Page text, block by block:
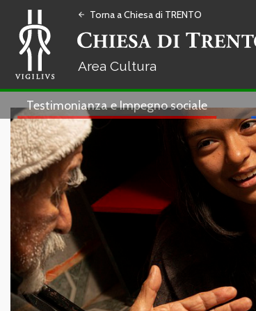
arrow_back Torna a Chiesa di TRENTO
Cultura
Testimonianza e Impegno sociale